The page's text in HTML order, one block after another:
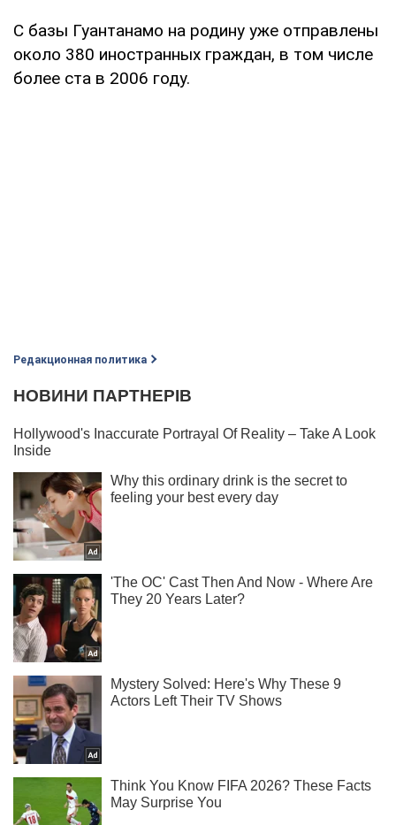
С базы Гуантанамо на родину уже отправлены
около 380 иностранных граждан, в том числе
более ста в 2006 году.
Редакционная политика